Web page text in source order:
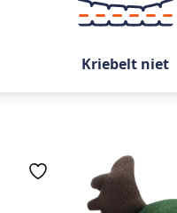
Kriebelt niet